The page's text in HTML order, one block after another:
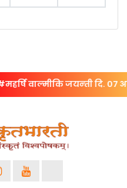
वाल्‍मीकि जयन्‍ती दि. ०७